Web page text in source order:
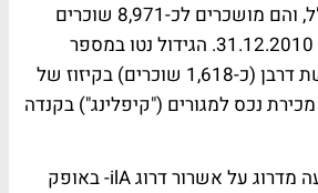
כ-2.3 מיליון מ"ר בחו"ל, והם מושכרים לכ-8,971 שוכרים
לעומת כ-7,917 ביום 31.12.2010. הגידול נטו במספר
השוכרים נובע מרכישת דרבן (כ-1,618 שוכרים) בקיזוז של
מכירת נכס למגורים ("קיפלינג") בקנדה
לפני כחודשיים הודיעה מדרוג על אשרור דרוג ilA- באופק